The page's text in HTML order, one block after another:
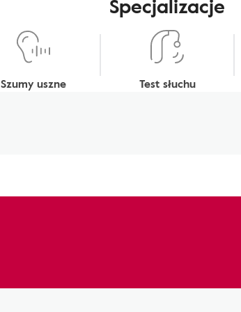
Szumy uszne Test słuchu